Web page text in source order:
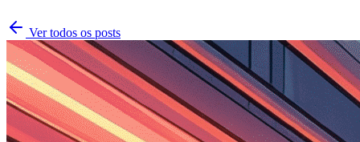
Ver todos os posts